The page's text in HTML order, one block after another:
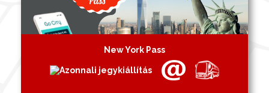
New York Pass